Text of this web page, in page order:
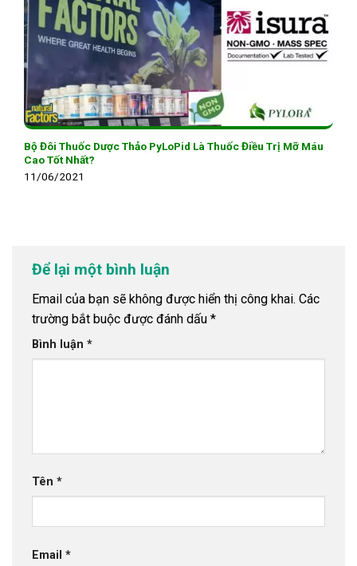
Bộ Đôi Thuốc Dược Thảo PyLoPid Là Thuốc Điều Trị Mỡ Máu
Cao Tốt Nhất?
11/06/2021
Để lại một bình luận
Email của bạn sẽ không được hiển thị công khai. Các
trường bắt buộc được đánh dấu *
Bình luận *
Tên *
Email *